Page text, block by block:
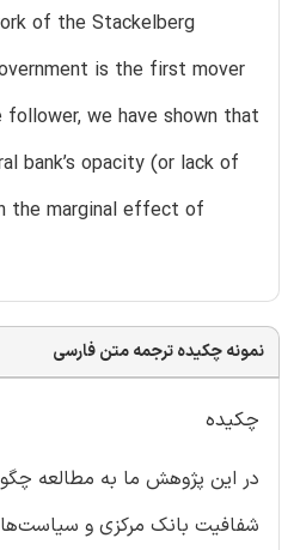
of the Stackelberg
is the first mover
we have shown that
bank’s opacity (or lack of
the marginal effect of
نمونه چکیده ترجمه متن فارسی
چکیده
در این پژوهش ما به مطالعه
شفافیت بانک مرکزی و